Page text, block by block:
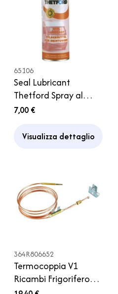
65106
Seal Lubricant
Thetford Spray al
Silicone - Guarnizioni
Camper
7,00 €
Visualizza dettaglio
364R806652
Termocoppia V1
Ricambi Frigorifero